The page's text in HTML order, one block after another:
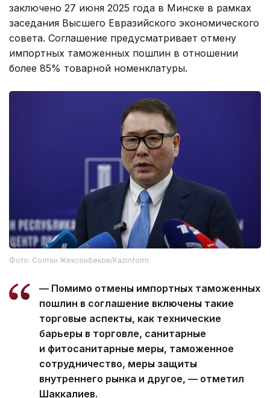
заключено 27 июня 2025 года в Минске в рамках
заседания Высшего Евразийского экономического
совета. Соглашение предусматривает отмену
импортных таможенных пошлин в отношении
более 85% товарной номенклатуры.
Фото: Солтан Жексенбеков/Kazinform
— Помимо отмены импортных таможенных
пошлин в соглашение включены такие
торговые аспекты, как технические
барьеры в торговле, санитарные
и фитосанитарные меры, таможенное
сотрудничество, меры защиты
внутреннего рынка и другое, — отметил
Шаккалиев.